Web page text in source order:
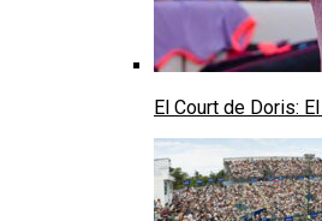
El Court de Doris: